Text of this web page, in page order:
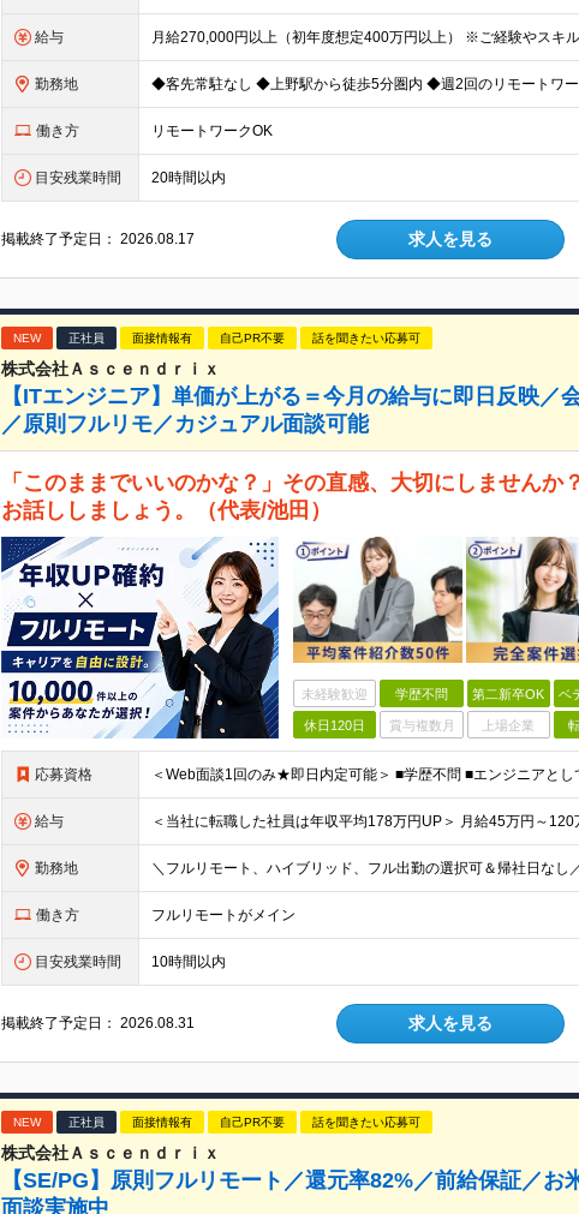
給与
勤務地
働き方 リモートワークOK
目安残業時間 20時間以内
掲載終了予定日：2026.08.17 求人を見る
NEW 正社員 面接情報有 自己PR不要 話を聞きたい応募可
株式会社Ａｓｃｅｎｄｒｉｘ
【ITエンジニア】単価が上がる＝今月の給与に即日反映／
／原則フルリモ／カジュアル面談可能
「このままでいいのかな？」その直感、大切にしませんか
お話ししましょう。（代表/池田）
未経験歓迎 学歴不問 第二新卒OK ベ
休日120日 賞与複数月 上場企業
応募資格
給与
勤務地
働き方 フルリモートがメイン
目安残業時間 10時間以内
掲載終了予定日：2026.08.31 求人を見る
NEW 正社員 面接情報有 自己PR不要 話を聞きたい応募可
株式会社Ａｓｃｅｎｄｒｉｘ
【SE/PG】原則フルリモート／還元率82%／前給保証／お
面談実施中